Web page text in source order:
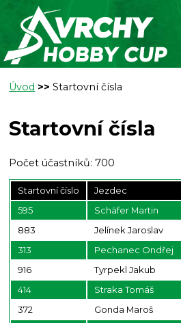
Úvod >> Startovní čísla
Startovní čísla
Počet účastníků: 700
Startovní číslo Jezdec
595
Schäfer Martin
883
Jelínek Jaroslav
313
Pechanec Ondřej
916
Tyrpekl Jakub
414
Straka Tomáš
372
Gonda Maroš